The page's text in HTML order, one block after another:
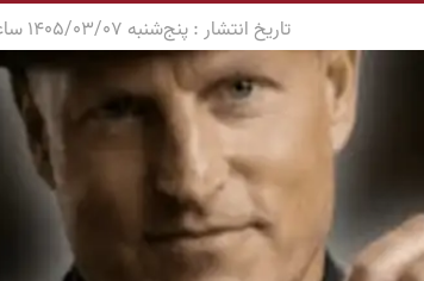
تاریخ انتشار :پنج‌شنبه 1405/03/07 ساعت 04:01